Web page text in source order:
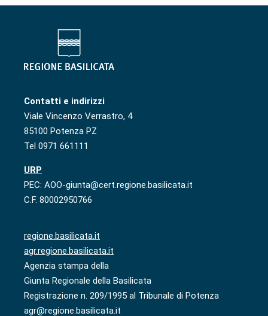
Contatti e indirizzi
Viale Vincenzo Verrastro, 4
85100 Potenza PZ
Tel 0971 661111
URP
PEC: AOO-giunta@cert.regione.basilicata.it
C.F. 80002950766
regione.basilicata.it
agr.regione.basilicata.it
Agenzia stampa della
Giunta Regionale della Basilicata
Registrazione n. 209/1995 al Tribunale di Potenza
agr@regione.basilicata.it